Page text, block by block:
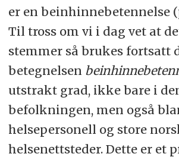
er en beinhinnebetennelse
Til tross om vi i dag vet at
stemmer så brukes fortsatt
betegnelsen
utstrakt grad, ikke bare i
befolkningen, men også
helsepersonell og store
helsenettsteder. Dette er et